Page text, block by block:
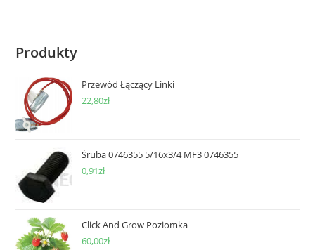
Produkty
Przewód Łączący Linki
22,80zł
Śruba 0746355 5/16x3/4 MF3 0746355
0,91zł
Click And Grow Poziomka
60,00zł